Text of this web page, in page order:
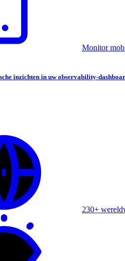
Monitor
inzichten in uw observability-
230+